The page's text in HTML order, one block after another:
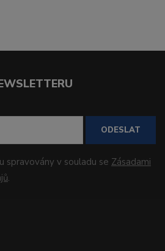
ODESLAT
spravovány v souladu se Zásadami
.